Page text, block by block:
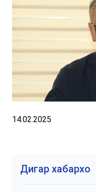
14.02.2025
Дигар хабархо